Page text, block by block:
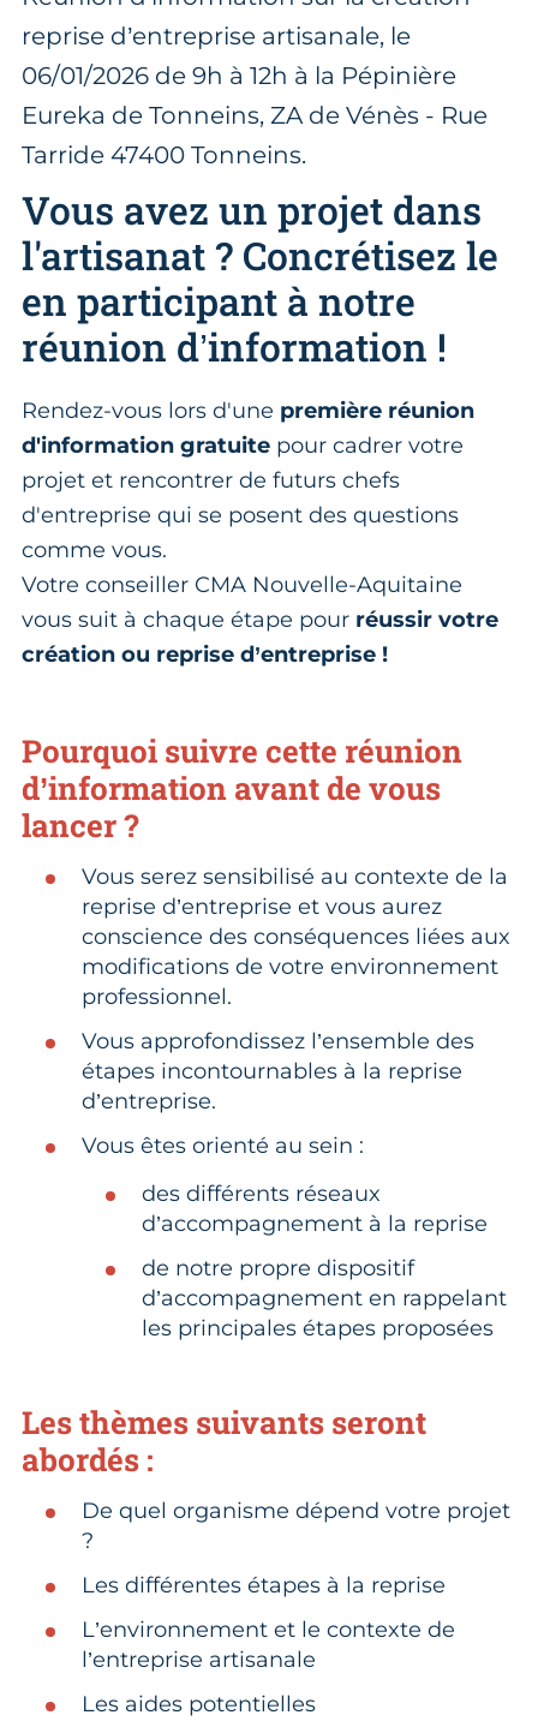
reprise d’entreprise artisanale, le
06/01/2026 de 9h à 12h à la Pépinière
Eureka de Tonneins, ZA de Vénès - Rue
Tarride 47400 Tonneins.
Vous avez un projet dans
l'artisanat ? Concrétisez le
en participant à notre
réunion d’information !
Rendez-vous lors d'une première réunion
d'information gratuite pour cadrer votre
projet et rencontrer de futurs chefs
d'entreprise qui se posent des questions
comme vous.
Votre conseiller CMA Nouvelle-Aquitaine
vous suit à chaque étape pour réussir votre
création ou reprise d’entreprise !
Pourquoi suivre cette réunion
d’information avant de vous
lancer ?
Vous serez sensibilisé au contexte de la
reprise d’entreprise et vous aurez
conscience des conséquences liées aux
modifications de votre environnement
professionnel.
Vous approfondissez l’ensemble des
étapes incontournables à la reprise
d’entreprise.
Vous êtes orienté au sein :
des différents réseaux
d’accompagnement à la reprise
de notre propre dispositif
d’accompagnement en rappelant
les principales étapes proposées
Les thèmes suivants seront
abordés :
De quel organisme dépend votre projet
?
Les différentes étapes à la reprise
L’environnement et le contexte de
l’entreprise artisanale
Les aides potentielles